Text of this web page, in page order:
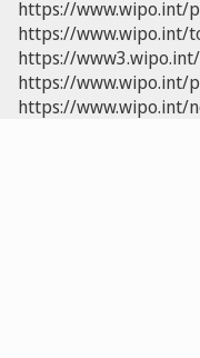
https://www.wipo.int/
https://www.wipo.int/
https://
https://www.wipo.int/
https://www.wipo.int/